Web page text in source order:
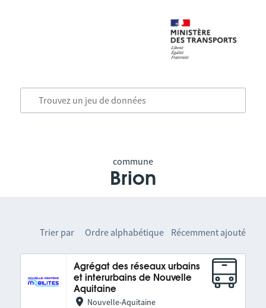
commune
Brion
Trier par Ordre alphabétique Récemment ajouté
Agrégat des réseaux urbains
et interurbains de Nouvelle
Aquitaine
Nouvelle-Aquitaine